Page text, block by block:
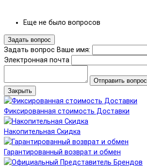
Еще не было вопросов
Задать вопрос
Задать вопрос Ваше имя:
Электронная почта
Отправить вопрос
Закрыть
Фиксированная стоимость Доставки
Накопительная Скидка
Гарантированный возврат и обмен